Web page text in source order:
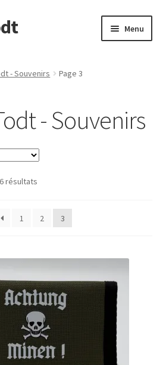
Menu
- Souvenirs Page 3
- Souvenirs
résultats
1 2 3